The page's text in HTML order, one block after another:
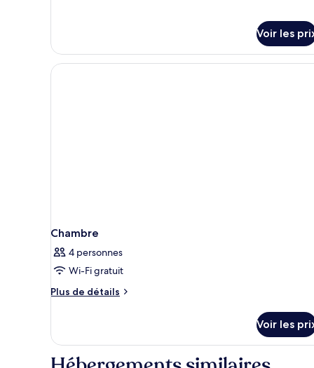
vue
mer
(Large
Voir les
Chambre
4 personnes
Wi-Fi gratuit
Plus de détails
Plus
le
type
Voir les